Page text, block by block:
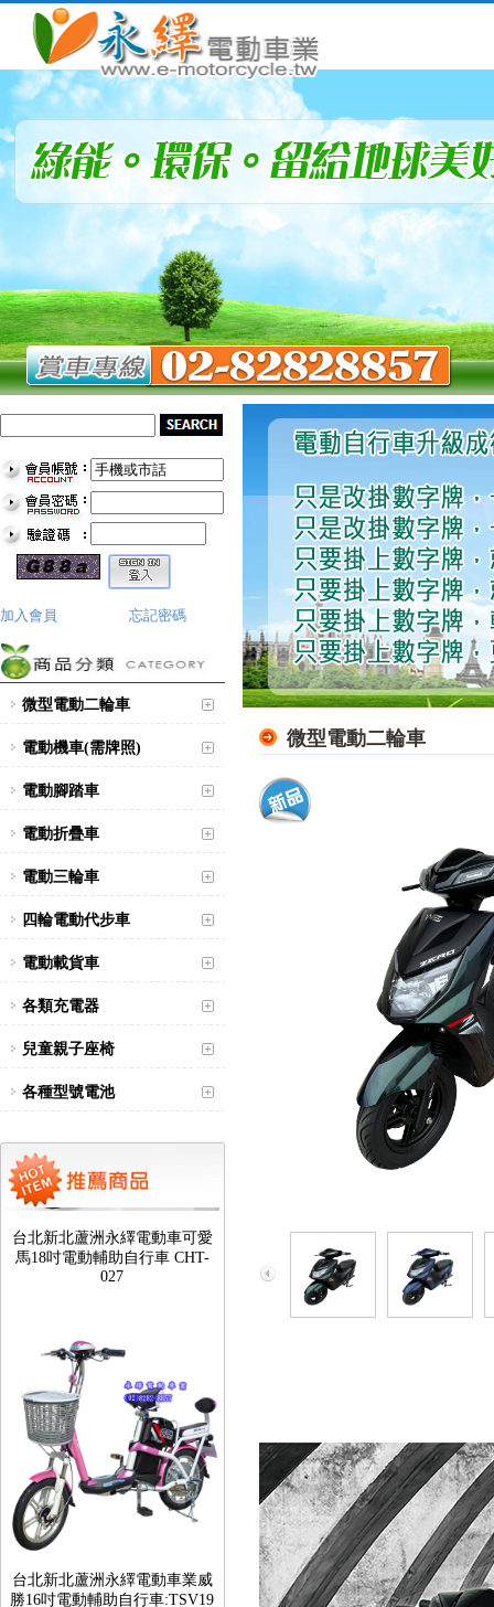
加入會員 忘記密碼
微型電動二輪車
電動機車(需牌照)
電動腳踏車
電動折疊車
電動三輪車
四輪電動代步車
電動載貨車
各類充電器
兒童親子座椅
各種型號電池
台北新北蘆洲永繹電動車可愛
027
台北新北蘆洲永繹電動車業威
美樂蒂(Melody)
微型電動二輪車